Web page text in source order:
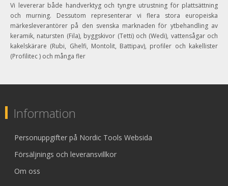
Vi levererar både handverktyg och tyngre utrustning för plattsättning
och murning. Dessutom representerar vi flera stora europeiska
märkesleverantörer på den svenska marknaden för ytbehandling av
keramik, natursten (Fila), byggskivor (Tetti) och (Wedi), vattensågar och
kakelskärare (Rubi, Ghelfi, Montolit, Battipav), profiler och kakellister
(Profilitec ) och många fler
Information
Personuppgifter på Nordic Tools Websida
Försäljnings och leveransvillkor
Om oss